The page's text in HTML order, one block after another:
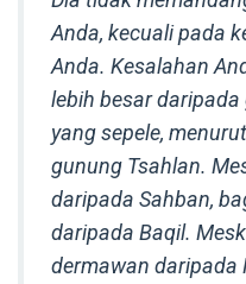
Anda, kecuali pada
Anda. Kesalahan
lebih besar
yang sepele,
gunung Tsahlan.
daripada Sahban,
daripada Baqil.
dermawan daripada